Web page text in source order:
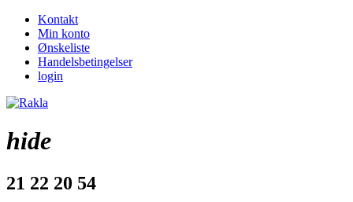
Kontakt
Min konto
Ønskeliste
Handelsbetingelser
login
hide
21 22 20 54